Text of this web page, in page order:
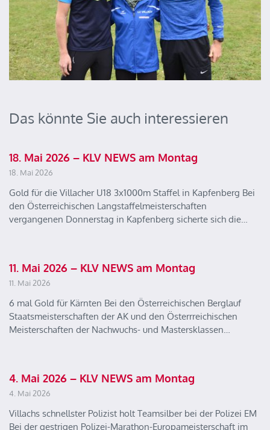
Das könnte Sie auch interessieren
18. Mai 2026 – KLV NEWS am Montag
18. Mai 2026
Gold für die Villacher U18 3x1000m Staffel in Kapfenberg Bei
den Österreichischen Langstaffelmeisterschaften
vergangenen Donnerstag in Kapfenberg sicherte sich die…
11. Mai 2026 – KLV NEWS am Montag
11. Mai 2026
6 mal Gold für Kärnten Bei den Österreichischen Berglauf
Staatsmeisterschaften der AK und den Österrreichischen
Meisterschaften der Nachwuchs- und Mastersklassen…
4. Mai 2026 – KLV NEWS am Montag
4. Mai 2026
Villachs schnellster Polizist holt Teamsilber bei der Polizei EM
Bei der gestrigen Polizei-Marathon-Europameisterschaft im